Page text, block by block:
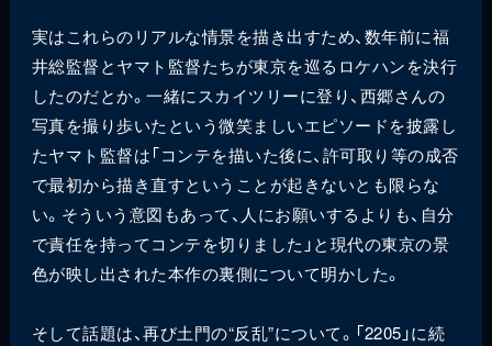
実はこれらのリアルな情景を描き出すため、数年前に福
井総監督とヤマト監督たちが東京を巡るロケハンを決行
したのだとか。一緒にスカイツリーに登り、西郷さんの
写真を撮り歩いたという微笑ましいエピソードを披露し
たヤマト監督は「コンテを描いた後に、許可取り等の成否
で最初から描き直すということが起きないとも限らな
い。そういう意図もあって、人にお願いするよりも、自分
で責任を持ってコンテを切りました」と現代の東京の景
色が映し出された本作の裏側について明かした。
そして話題は、再び土門の“反乱”について。「2205」に続